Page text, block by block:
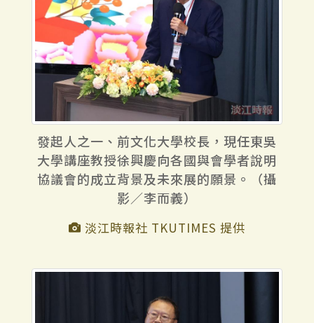
發起人之一、前文化大學校長，現任東吳
大學講座教授徐興慶向各國與會學者說明
協議會的成立背景及未來展的願景。（攝
影／李而義）
淡江時報社 TKUTIMES 提供